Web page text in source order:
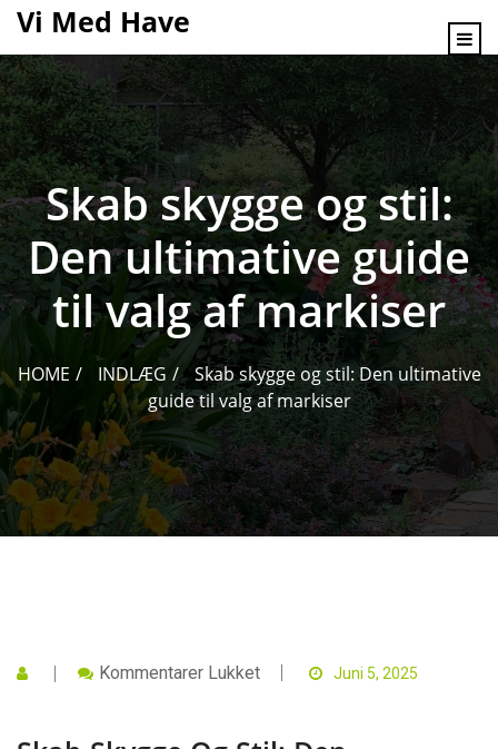
content
Vi Med Have
Skab skygge og stil:
Den ultimative guide
til valg af markiser
HOME INDLÆG
Skab skygge og stil: Den ultimative
guide til valg af markiser
Kommentarer LukketTil
Stil:
Juni 5, 2025